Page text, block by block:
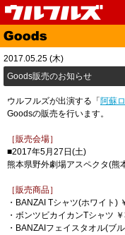
Top
Media
Contact
2017.05.25 (木)
Goods販売のお知らせ
ウルフルズが出演する「 阿蘇
Goodsの販売を行います。
［販売会場］
■2017年5月27日(土)
熊本県野外劇場アスペクタ(熊
［販売商品］
・BANZAI Tシャツ(ホワイト)
・ボンツビカイカンTシャツ
・BANZAIフェイスタオル(ブ